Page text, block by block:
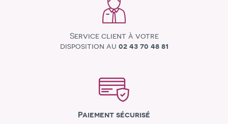
Service client à votre
disposition au 02 43 70 48 81
Paiement sécurisé